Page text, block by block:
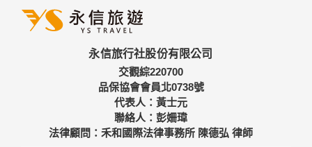
三、資料之保護
備及必要的安全防護措施，加以保護網站及您的個人資料採用
嚴格的保護措施，只由經過授權的人員才能接觸您的個人資
料，相關處理人員皆簽有保密合約，如有違反保密義務者，將
會受到相關的法律處分。
如因業務需要有必要委託其他單位提供服務時，本網站亦會嚴
格要求其遵守保密義務，並且採取必要檢查程序以確定其將確
實遵守。
永信旅行社股份有限公司
交觀綜220700
品保協會會員北0738號
代表人：黃士元
聯絡人：彭姍瑋
法律顧問：禾和國際法律事務所 陳德弘 律師